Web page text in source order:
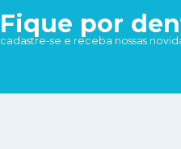
Fique por
cadastre-se e receba nossas